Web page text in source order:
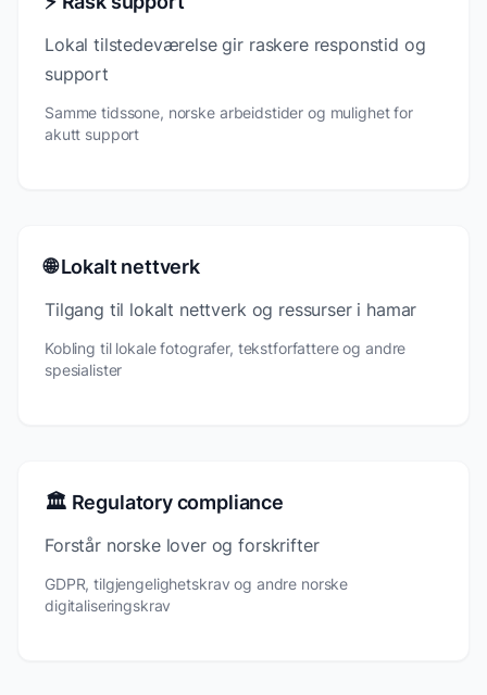
Lokal tilstedeværelse gir raskere responstid og
support
Samme tidssone, norske arbeidstider og mulighet for
akutt support
🌐 Lokalt nettverk
Tilgang til lokalt nettverk og ressurser i hamar
Kobling til lokale fotografer, tekstforfattere og andre
spesialister
🏛️ Regulatory compliance
Forstår norske lover og forskrifter
GDPR, tilgjengelighetskrav og andre norske
digitaliseringskrav